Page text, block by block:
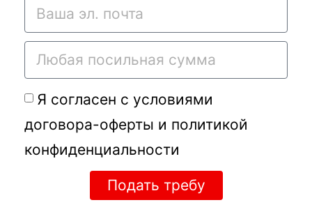
Я согласен с условиями
договора-оферты и политикой
конфиденциальности
Подать требу